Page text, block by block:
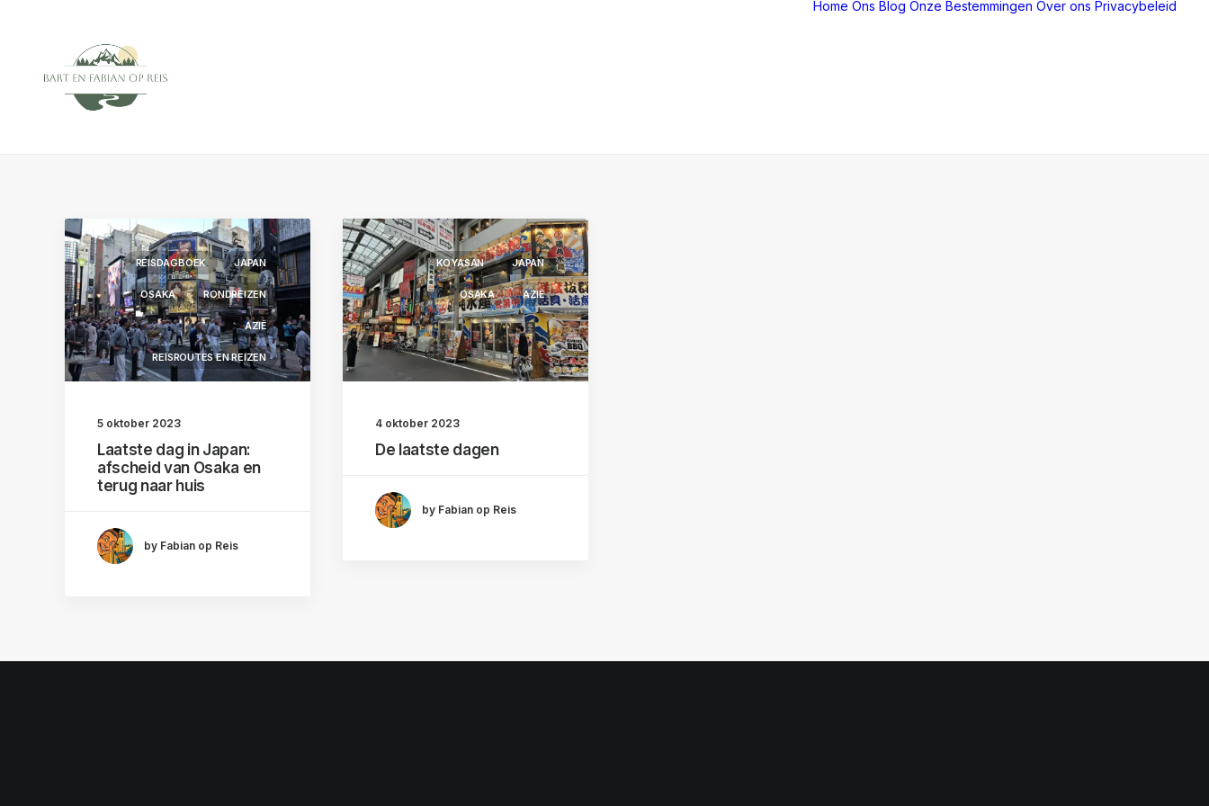
Home Ons Blog Onze Bestemmingen Over ons Privacybeleid
REISDAGBOEK JAPAN
OSAKA RONDREIZEN
AZIË
REISROUTES EN REIZEN
5 oktober 2023
Laatste dag in Japan:
afscheid van Osaka en
terug naar huis
by Fabian op Reis
KOYASAN JAPAN
OSAKA AZIË
4 oktober 2023
De laatste dagen
by Fabian op Reis